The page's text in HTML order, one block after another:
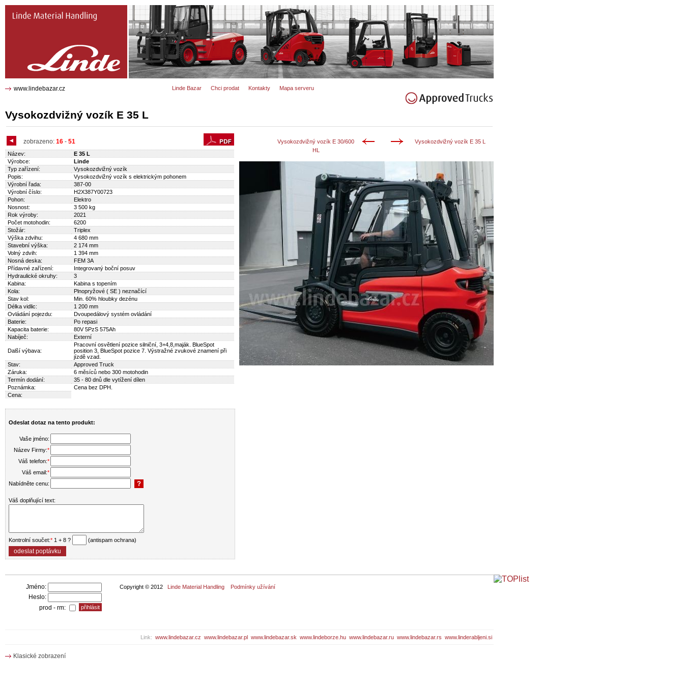
Vysokozdvižný vozík E 35 L
Vysokozdvižný vozík E 30/600
HL
Vysokozdvižný vozík E 35 L
zobrazeno: 16 - 51
Název:
E 35 L
Výrobce:
Linde
Typ zařízení:
Vysokozdvižný vozík
Popis:
Vysokozdvižný vozík s elektrickým pohonem
Výrobní řada:
387-00
Výrobní číslo:
H2X387Y00723
Pohon:
Elektro
Nosnost:
3 500 kg
Rok výroby:
2021
Počet motohodin:
6200
Stožár:
Triplex
Výška zdvihu:
4 680 mm
Stavební výška:
2 174 mm
Volný zdvih:
1 394 mm
Nosná deska:
FEM 3A
Přídavné zařízení:
Integrovaný boční posuv
Hydraulické okruhy:
3
Kabina:
Kabina s topením
Kola:
Plnopryžové ( SE ) neznačící
Stav kol:
Min. 60% hloubky dezénu
Délka vidlic:
1 200 mm
Ovládání pojezdu:
Dvoupedálový systém ovládání
Baterie:
Po repasi
Kapacita baterie:
80V 5PzS 575Ah
Nabíječ:
Externí
Další výbava:
Pracovní osvětlení pozice silniční, 3+4,8,maják. BlueSpot
position 3, BlueSpot pozice 7. Výstražné zvukové znamení při
jízdě vzad.
Stav:
Approved Truck
Záruka:
6 měsíců nebo 300 motohodin
Termín dodání:
35 - 80 dnů dle vytížení dílen
Poznámka:
Cena bez DPH.
Cena:
Odeslat dotaz na tento produkt:
Vaše jméno:
Název Firmy:*
Váš telefon:*
Váš email:*
Nabídněte cenu:
Váš doplňující text:
Kontrolní součet:*1 + 8 ? (antispam ochrana)
Linde Bazar Chci prodat Kontakty Mapa serveru
www.lindebazar.cz
Jméno:
Heslo:
prod - rm:
Copyright © 2012 Linde Material Handling Podmínky užívání
Link: www.lindebazar.cz www.lindebazar.pl www.lindebazar.sk www.lindeborze.hu www.lindebazar.ru www.lindebazar.rs www.linderabljeni.si